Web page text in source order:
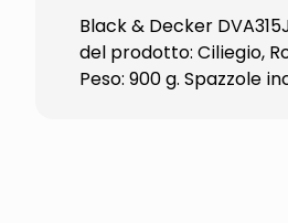
Black & Decker
del prodotto: Ciliegio,
Peso: 900 g. Spazzole